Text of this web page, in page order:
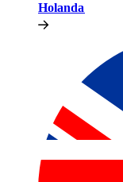
Holanda​​